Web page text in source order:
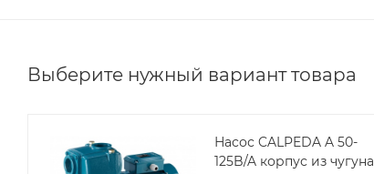
Выберите нужный вариант товара
Насос CALPEDA A 50-
125B/A корпус из чугуна